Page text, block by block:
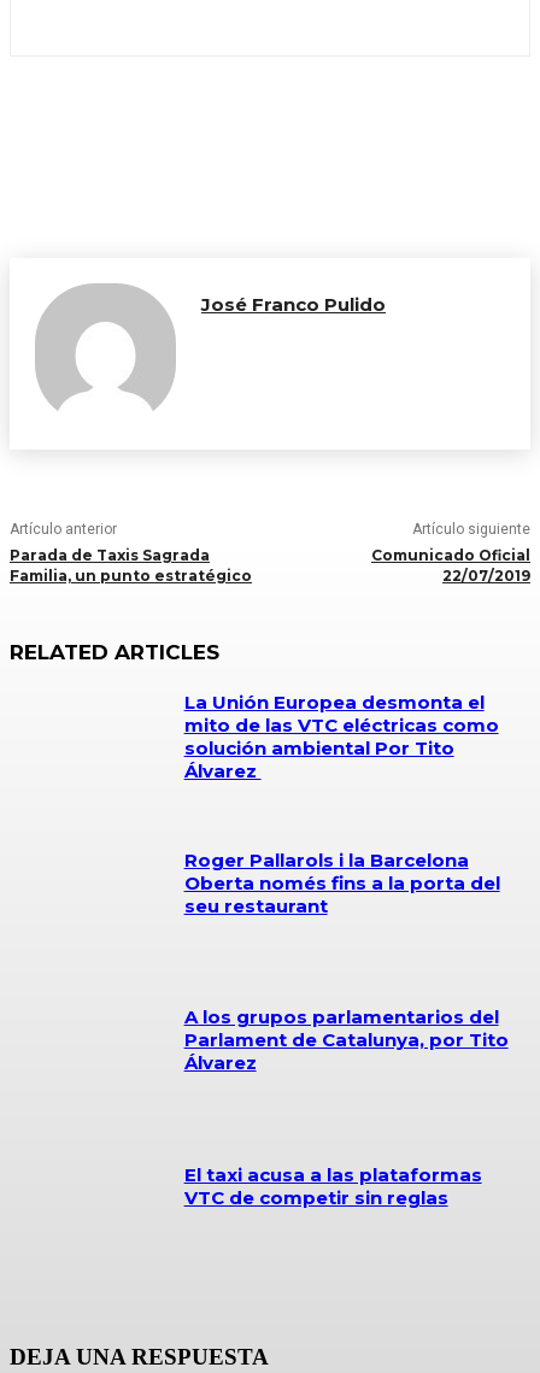
José Franco Pulido
Artículo anterior
Parada de Taxis Sagrada
Familia, un punto estratégico
Artículo siguiente
Comunicado Oficial
22/07/2019
RELATED ARTICLES
La Unión Europea desmonta el
mito de las VTC eléctricas como
solución ambiental Por Tito
Álvarez
Roger Pallarols i la Barcelona
Oberta només fins a la porta del
seu restaurant
A los grupos parlamentarios del
Parlament de Catalunya, por Tito
Álvarez
El taxi acusa a las plataformas
VTC de competir sin reglas
DEJA UNA RESPUESTA